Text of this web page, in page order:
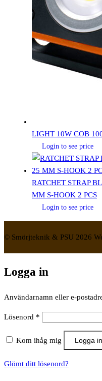
LIGHT 10W COB
Login to see price
RATCHET STRAP
MM S-HOOK 2 PCS
Login to see price
© Smörjteknik & PSU 2026
Logga in
Användarnamn eller e-
Lösenord *
Kom ihåg mig Logga in
Glömt ditt lösenord?